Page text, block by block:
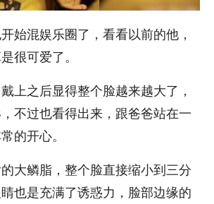
始混娱乐圈了，看看以前的他，
很可爱了。
上之后显得整个脸越来越大了，
不过也看得出来，跟爸爸站在一
的开心。
大鳞脂，整个脸直接缩小到三分
也是充满了诱惑力，脸部边缘的